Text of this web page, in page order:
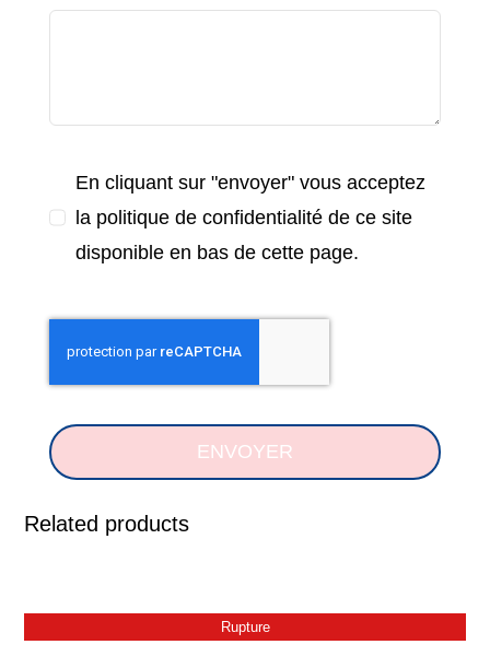
En cliquant sur "envoyer" vous acceptez
la politique de confidentialité de ce site
disponible en bas de cette page.
ENVOYER
Related products
Rupture